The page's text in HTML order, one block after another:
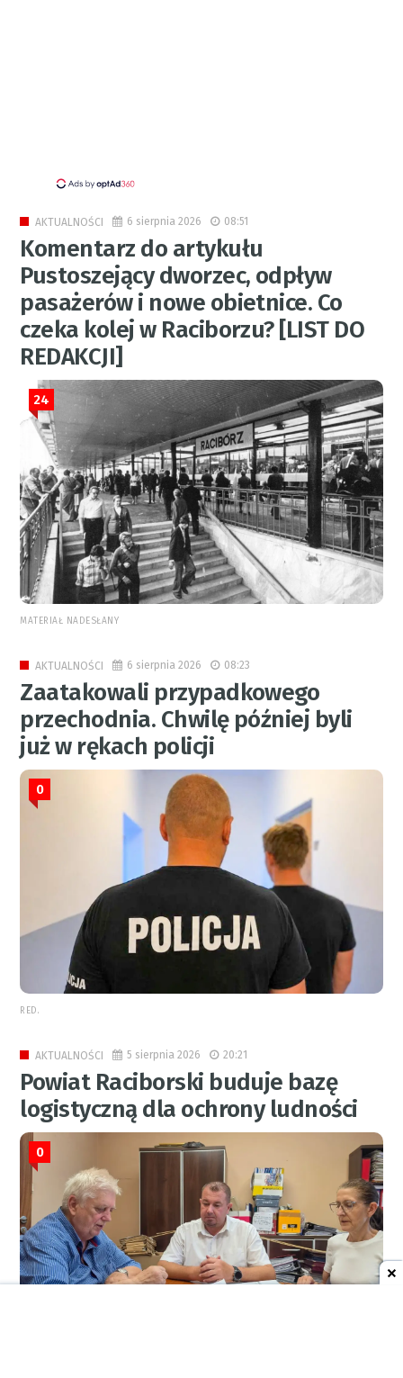
AKTUALNOŚCI 6 sierpnia 2026 08:51
Komentarz do artykułu
Pustoszejący dworzec, odpływ
pasażerów i nowe obietnice. Co
czeka kolej w Raciborzu? [LIST DO
REDAKCJI]
24
MATERIAŁ NADESŁANY
AKTUALNOŚCI 6 sierpnia 2026 08:23
Zaatakowali przypadkowego
przechodnia. Chwilę później byli
już w rękach policji
0
RED.
AKTUALNOŚCI 5 sierpnia 2026 20:21
Powiat Raciborski buduje bazę
logistyczną dla ochrony ludności
0